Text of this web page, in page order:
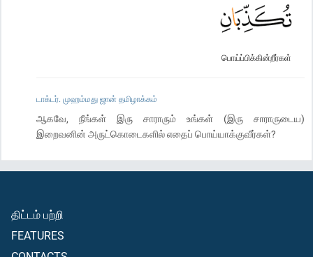
பொய்ப்பிக்கின்றீர்கள்
டாக்டர். முஹம்மது ஜான் தமிழாக்கம்
ஆகவே, நீங்கள் இரு சாராரும் உங்கள் (இரு சாராருடைய)
இறைவனின் அருட்கொடைகளில் எதைப் பொய்யாக்குவீர்கள்?
திட்டம் பற்றி
FEATURES